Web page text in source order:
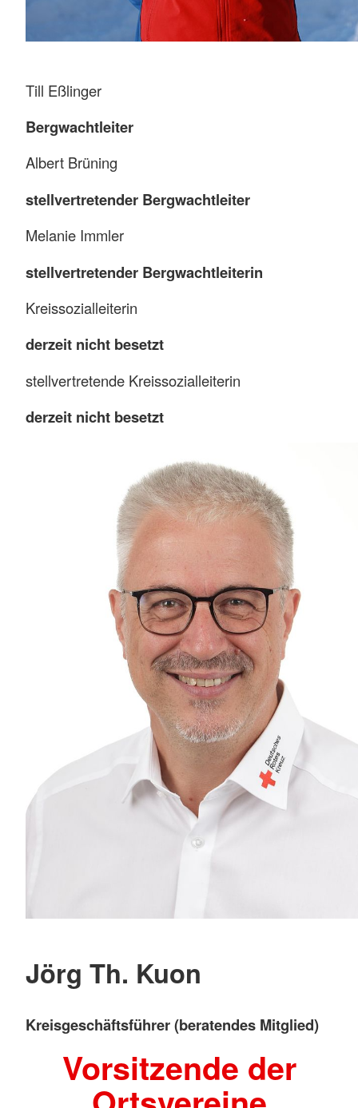
Till Eßlinger
Bergwachtleiter
Albert Brüning
stellvertretender Bergwachtleiter
Melanie Immler
stellvertretender Bergwachtleiterin
Kreissozialleiterin
derzeit nicht besetzt
stellvertretende Kreissozialleiterin
derzeit nicht besetzt
Jörg Th. Kuon
Kreisgeschäftsführer (beratendes Mitglied)
Vorsitzende der